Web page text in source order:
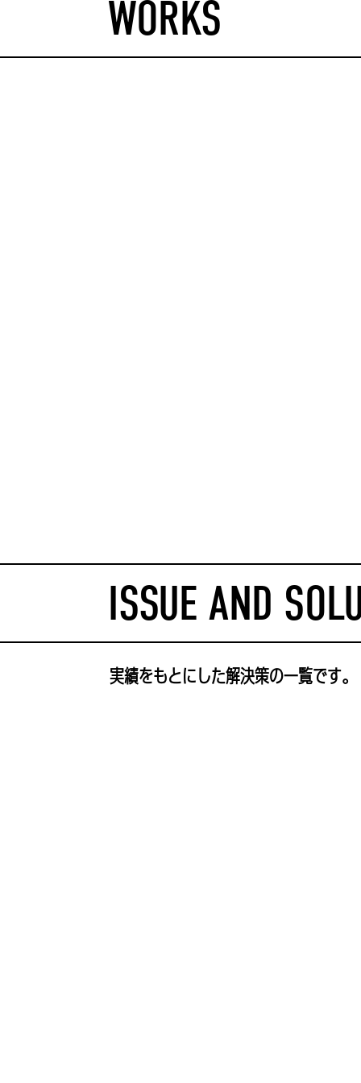
WORKS
ISSUE AND
実績をもとにした解決策の一覧です。